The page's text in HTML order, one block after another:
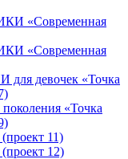
«Современная
«Современная
девочек «Точка
«Точка
11)
12)